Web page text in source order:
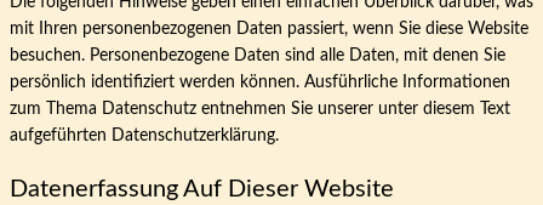
mit Ihren personenbezogenen Daten passiert, wenn Sie diese Website
besuchen. Personenbezogene Daten sind alle Daten, mit denen Sie
persönlich identifiziert werden können. Ausführliche Informationen
zum Thema Datenschutz entnehmen Sie unserer unter diesem Text
aufgeführten Datenschutzerklärung.
Datenerfassung Auf Dieser Website